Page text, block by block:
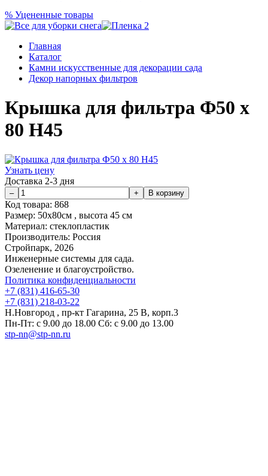
% Уцененные товары
Главная
Каталог
Камни искусственные для декорации сада
Декор напорных фильтров
Крышка для фильтра Ф50 x
80 Н45
Узнать цену
Доставка 2-3 дня
Код товара: 868
Размер: 50x80см , высота 45 см
Материал: стеклопластик
Производитель: Россия
Стройпарк, 2026
Инженерные системы для сада.
Озеленение и благоустройство.
Политика конфиденциальности
+7 (831) 416-65-30
+7 (831) 218-03-22
Н.Новгород , пр-кт Гагарина, 25 В, корп.3
Пн-Пт: с 9.00 до 18.00 Сб: с 9.00 до 13.00
stp-nn@stp-nn.ru